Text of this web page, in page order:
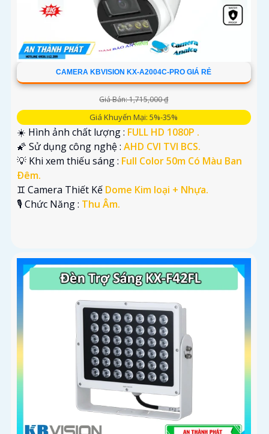
CAMERA KBVISION KX-A2004C-PRO GIÁ RẺ
Giá Bán: 1,715,000 ₫
Giá Khuyến Mại: 5%-35%
☀️ Hình ảnh chất lượng : FULL HD 1080P .
🌠 Sử dụng công nghệ : AHD CVI TVI BCS.
💡 Khi xem thiếu sáng : Full Color 50m Có Màu Ban
Ðêm.
♊ Camera Thiết Kế Dome Kim loại + Nhựa.
️🎙 Chức Năng : Thu Âm.